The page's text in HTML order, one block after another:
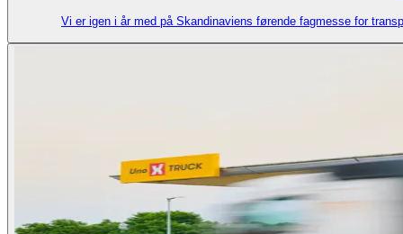
Vi er igen i år med på Skandinaviens førende fagmesse for